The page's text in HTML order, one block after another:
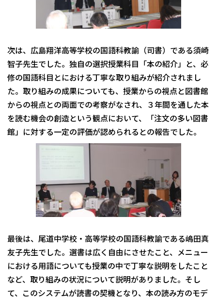
次は、広島翔洋高等学校の国語科教諭（司書）である須崎
智子先生でした。独自の選択授業科目「本の紹介」と、必
修の国語科目とにおける丁寧な取り組みが紹介されまし
た。取り組みの成果についても、授業からの視点と図書館
からの視点との両面での考察がなされ、３年間を通した本
を読む機会の創造という観点において、「注文の多い図書
館」に対する一定の評価が認められるとの報告でした。
最後は、尾道中学校・高等学校の国語科教諭である嶋田真
友子先生でした。選書は広く自由にさせたこと、メニュー
における用語についても授業の中で丁寧な説明をしたこと
など、取り組みの状況について説明がありました。そし
て、このシステムが読書の契機となり、本の読み方のモデ